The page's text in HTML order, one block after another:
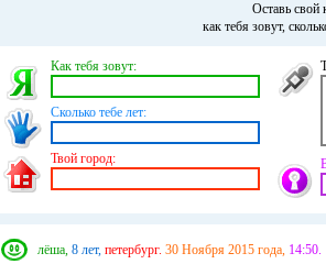
Оставь свой
как тебя зовут,
Как тебя зовут:
Сколько тебе лет:
Твой город:
лёша, 8 лет, петербург. 30 Ноября 2015 года, 14:50.